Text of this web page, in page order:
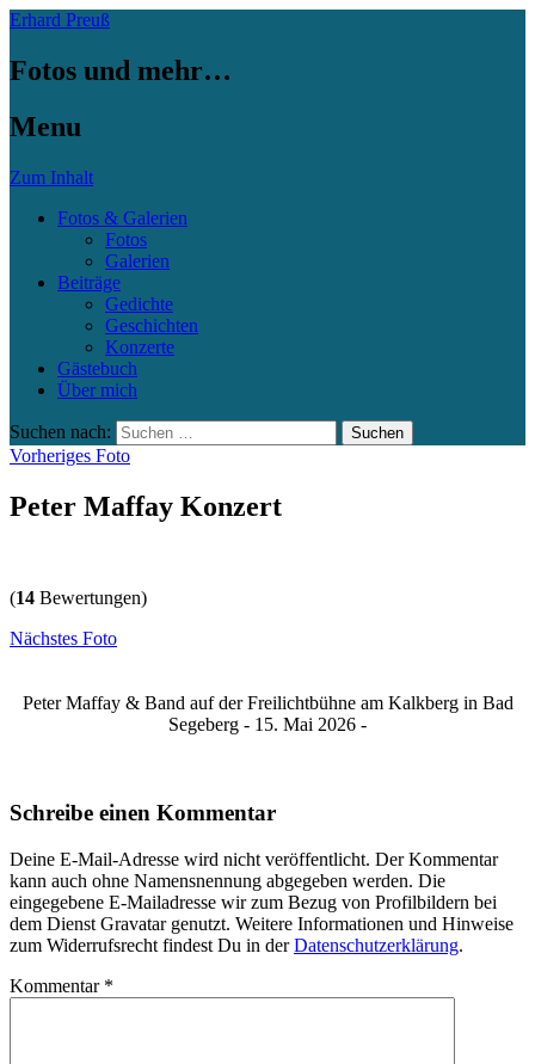
Erhard Preuß
Fotos und mehr…
Menu
Zum Inhalt
Fotos & Galerien
Fotos
Galerien
Beiträge
Gedichte
Geschichten
Konzerte
Gästebuch
Über mich
Suchen nach:
Vorheriges Foto
Peter Maffay Konzert
(14 Bewertungen)
Nächstes Foto
Peter Maffay & Band auf der Freilichtbühne am Kalkberg in Bad
Segeberg - 15. Mai 2026 -
Schreibe einen Kommentar
Deine E-Mail-Adresse wird nicht veröffentlicht. Der Kommentar
kann auch ohne Namensnennung abgegeben werden. Die
eingegebene E-Mailadresse wir zum Bezug von Profilbildern bei
dem Dienst Gravatar genutzt. Weitere Informationen und Hinweise
zum Widerrufsrecht findest Du in derDatenschutzerklärung.
Kommentar *